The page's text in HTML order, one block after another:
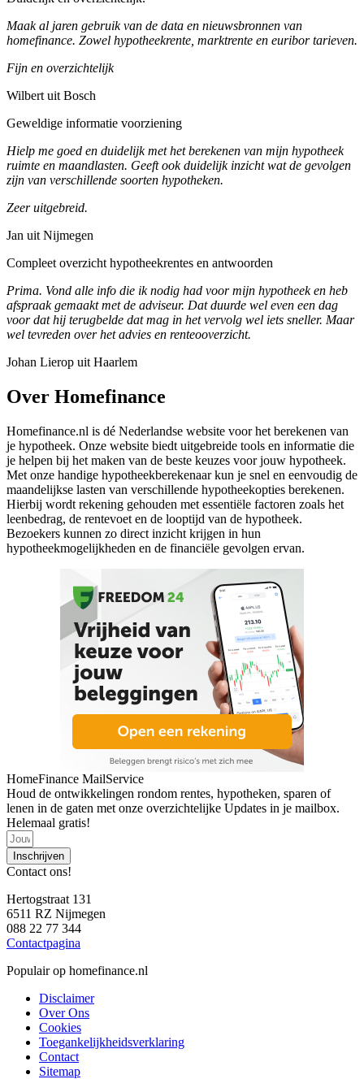
Maak al jaren gebruik van de data en nieuwsbronnen van
homefinance. Zowel hypotheekrente, marktrente en euribor tarieven.
Fijn en overzichtelijk
Wilbert uit Bosch
Geweldige informatie voorziening
Hielp me goed en duidelijk met het berekenen van mijn hypotheek
ruimte en maandlasten. Geeft ook duidelijk inzicht wat de gevolgen
zijn van verschillende soorten hypotheken.
Zeer uitgebreid.
Jan uit Nijmegen
Compleet overzicht hypotheekrentes en antwoorden
Prima. Vond alle info die ik nodig had voor mijn hypotheek en heb
afspraak gemaakt met de adviseur. Dat duurde wel even een dag
voor dat hij terugbelde dat mag in het vervolg wel iets sneller. Maar
wel tevreden over het advies en renteooverzicht.
Johan Lierop uit Haarlem
Over Homefinance
Homefinance.nl is dé Nederlandse website voor het berekenen van
je hypotheek. Onze website biedt uitgebreide tools en informatie die
je helpen bij het maken van de beste keuzes voor jouw hypotheek.
Met onze handige hypotheekberekenaar kun je snel en eenvoudig de
maandelijkse lasten van verschillende hypotheekopties berekenen.
Hierbij wordt rekening gehouden met essentiële factoren zoals het
leenbedrag, de rentevoet en de looptijd van de hypotheek.
Bezoekers kunnen zo direct inzicht krijgen in hun
hypotheekmogelijkheden en de financiële gevolgen ervan.
HomeFinance MailService
Houd de ontwikkelingen rondom rentes, hypotheken, sparen of
lenen in de gaten met onze overzichtelijke Updates in je mailbox.
Helemaal gratis!
Inschrijven
Contact ons!
Hertogstraat 131
6511 RZ Nijmegen
088 22 77 344
Contactpagina
Populair op homefinance.nl
Disclaimer
Over Ons
Cookies
Toegankelijkheidsverklaring
Contact
Sitemap